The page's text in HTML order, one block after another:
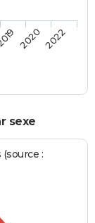
2020 2022
sexe
: